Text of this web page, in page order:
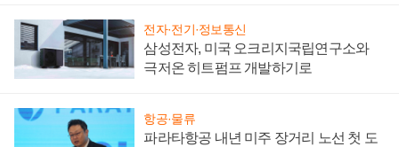
전자·전기·정보통신
삼성전자, 미국 오크리지국립연구소와
극저온 히트펌프 개발하기로
항공·물류
파라타항공 내년 미주 장거리 노선 첫 도